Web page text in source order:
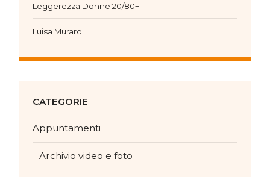
Leggerezza Donne 20/80+
Luisa Muraro
CATEGORIE
Appuntamenti
Archivio video e foto